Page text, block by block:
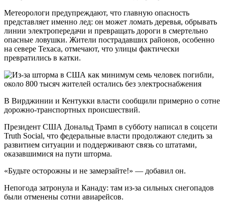
Метеорологи предупреждают, что главную опасность
представляет именно лед: он может ломать деревья, обрывать
линии электропередачи и превращать дороги в смертельно
опасные ловушки. Жители пострадавших районов, особенно
на севере Техаса, отмечают, что улицы фактически
превратились в катки.
В Вирджинии и Кентукки власти сообщили примерно о сотне
дорожно-транспортных происшествий.
Президент США Дональд Трамп в субботу написал в соцсети
Truth Social, что федеральные власти продолжают следить за
развитием ситуации и поддерживают связь со штатами,
оказавшимися на пути шторма.
«Будьте осторожны и не замерзайте!» — добавил он.
Непогода затронула и Канаду: там из-за сильных снегопадов
были отменены сотни авиарейсов.